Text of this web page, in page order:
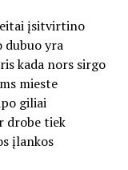
įsitvirtino
dubuo yra
kada nors sirgo
mieste
giliai
drobe tiek
įlankos